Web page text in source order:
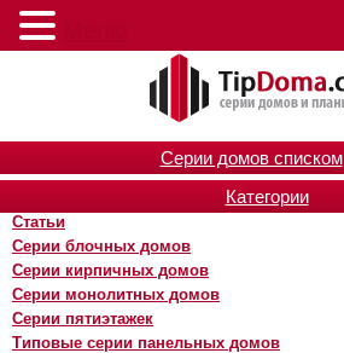
Серии домов списком
Категории
Статьи
Серии блочных домов
Серии кирпичных домов
Серии монолитных домов
Серии пятиэтажек
Типовые серии панельных домов